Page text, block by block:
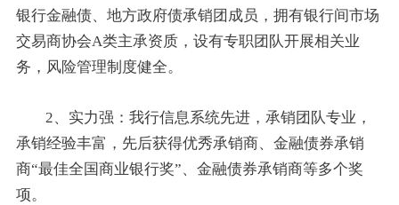
银行金融债、地方政府债承销团成员，拥有银行间市场
交易商协会A类主承资质，设有专职团队开展相关业
务，风险管理制度健全。
2、实力强：我行信息系统先进，承销团队专业，
承销经验丰富，先后获得优秀承销商、金融债券承销
商“最佳全国商业银行奖”、金融债券承销商等多个奖
项。